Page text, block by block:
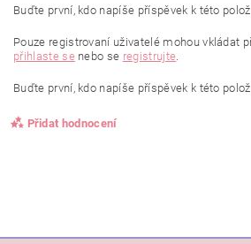
Buďte první, kdo napíše příspěvek k této
Pouze registrovaní uživatelé mohou vkládat
přihlaste senebo se registrujte.
Buďte první, kdo napíše příspěvek k této
Přidat hodnocení